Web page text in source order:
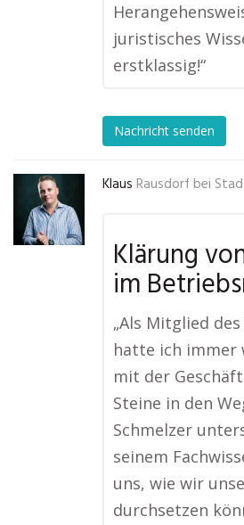
juristisches
erstklassig!“
Nachricht senden
Klaus Rausdorf bei
Klärung
im
„Als Mitglied
hatte ich immer
mit der
Steine in den
Schmelzer
seinem
uns, wie wir
durchsetzen